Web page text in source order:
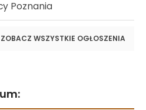
Poznania
ZOBACZ WSZYSTKIE OGŁOSZENIA